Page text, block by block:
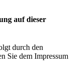
auf dieser
durch den
Sie dem Impressum